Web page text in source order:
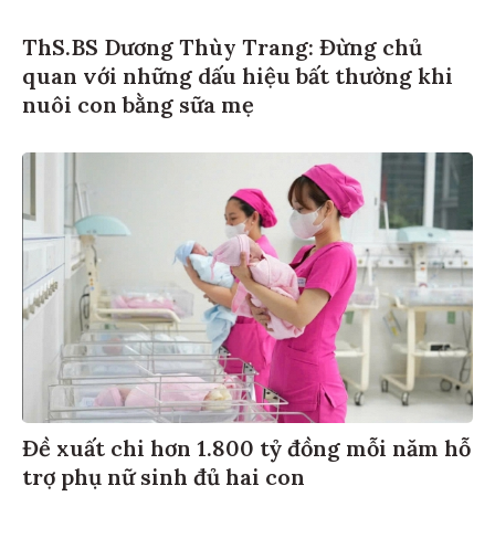
ThS.BS Dương Thùy Trang: Đừng chủ
quan với những dấu hiệu bất thường khi
nuôi con bằng sữa mẹ
Đề xuất chi hơn 1.800 tỷ đồng mỗi năm hỗ
trợ phụ nữ sinh đủ hai con